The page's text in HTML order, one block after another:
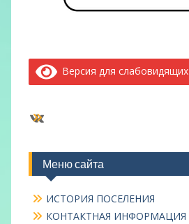
Версия для слабовидящих
ВКонтакте
Меню сайта
ИСТОРИЯ ПОСЕЛЕНИЯ
КОНТАКТНАЯ ИНФОРМАЦИЯ